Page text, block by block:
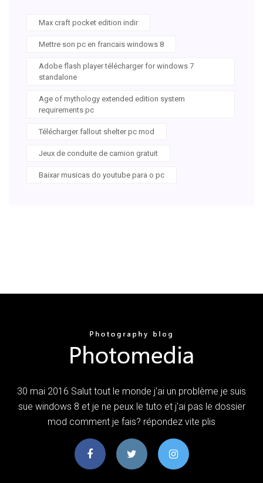
Max craft pocket edition indir
Mettre son pc en francais windows 8
Adobe flash player télécharger for windows 7
standalone
Age of mythology extended edition system
requirements pc
Télécharger fallout shelter pc mod
Jeux de conduite de camion gratuit
Baixar musicas do youtube para o pc
30 mai 2016 Salut tout le monde j'ai un problème je suis
sue windows 8 et je ne peux le tuto et j'ai pas le dossier
mod comment je fais? répondez vite plis